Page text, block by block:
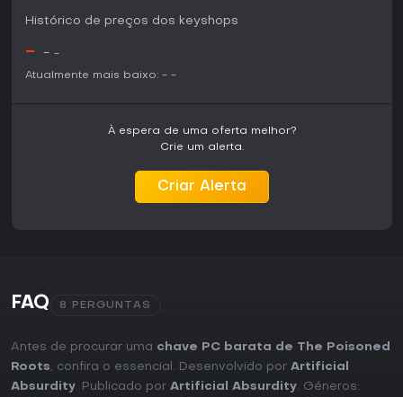
Histórico de preços dos keyshops
- - -
Atualmente mais baixo: - -
À espera de uma oferta melhor?
Crie um alerta.
Criar Alerta
FAQ 8 PERGUNTAS
Antes de procurar uma chave PC barata de The Poisoned
Roots, confira o essencial. Desenvolvido por Artificial
Absurdity. Publicado por Artificial Absurdity. Géneros: